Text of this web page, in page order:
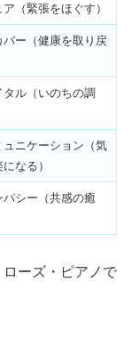
ア（緊張をほぐす）
バー（健康を取り戻
タル（いのちの調
ュニケーション（気
なる）
パシー（共感の癒
ーズ・ピアノで